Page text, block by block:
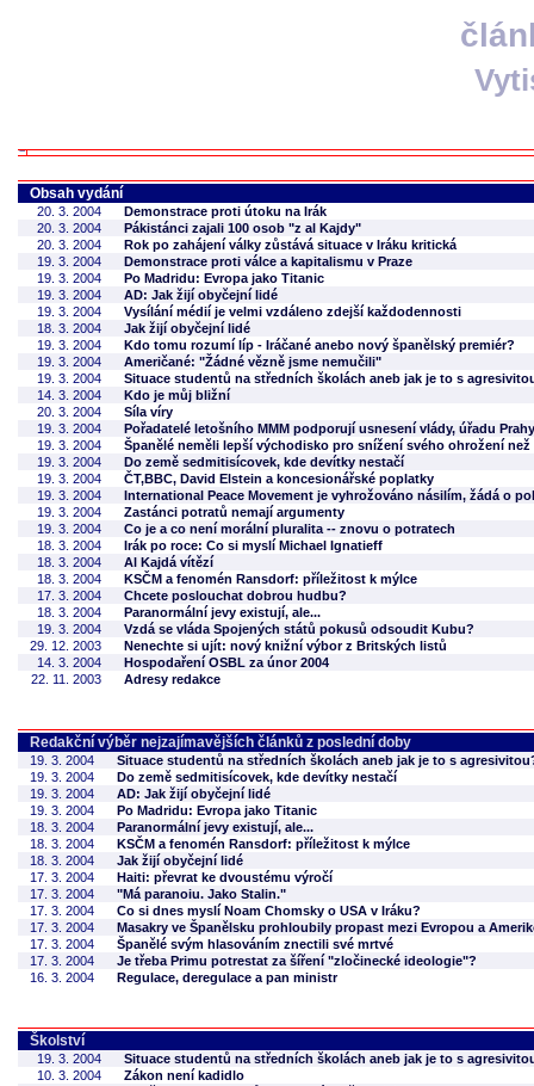
Obsah vydání
20. 3. 2004
Demonstrace proti útoku na Irák
20. 3. 2004
Pákistánci zajali 100 osob "z al Kajdy"
20. 3. 2004
Rok po zahájení války zůstává situace v Iráku kritická
19. 3. 2004
Demonstrace proti válce a kapitalismu v Praze
19. 3. 2004
Po Madridu: Evropa jako Titanic
19. 3. 2004
AD: Jak žijí obyčejní lidé
19. 3. 2004
Vysílání médií je velmi vzdáleno zdejší každodennosti
18. 3. 2004
Jak žijí obyčejní lidé
19. 3. 2004
Kdo tomu rozumí líp - Iráčané anebo nový španělský premiér?
19. 3. 2004
Američané: "Žádné vězně jsme nemučili"
19. 3. 2004
Situace studentů na středních školách aneb jak je to s
14. 3. 2004
Kdo je můj bližní
20. 3. 2004
Síla víry
19. 3. 2004
Pořadatelé letošního MMM podporují usnesení vlády, úřadu
19. 3. 2004
Španělé neměli lepší východisko pro snížení svého ohrožení než
19. 3. 2004
Do země sedmitisícovek, kde devítky nestačí
19. 3. 2004
ČT,BBC, David Elstein a koncesionářské poplatky
19. 3. 2004
International Peace Movement je vyhrožováno násilím, žádá o
19. 3. 2004
Zastánci potratů nemají argumenty
19. 3. 2004
Co je a co není morální pluralita -- znovu o potratech
18. 3. 2004
Irák po roce: Co si myslí Michael Ignatieff
18. 3. 2004
Al Kajdá vítězí
18. 3. 2004
KSČM a fenomén Ransdorf: příležitost k mýlce
17. 3. 2004
Chcete poslouchat dobrou hudbu?
18. 3. 2004
Paranormální jevy existují, ale...
19. 3. 2004
Vzdá se vláda Spojených států pokusů odsoudit Kubu?
29. 12. 2003
Nenechte si ujít: nový knižní výbor z Britských listů
14. 3. 2004
Hospodaření OSBL za únor 2004
22. 11. 2003
Adresy redakce
Redakční výběr nejzajímavějších článků z poslední doby
19. 3. 2004
Situace studentů na středních školách aneb jak je to s
19. 3. 2004
Do země sedmitisícovek, kde devítky nestačí
19. 3. 2004
AD: Jak žijí obyčejní lidé
19. 3. 2004
Po Madridu: Evropa jako Titanic
18. 3. 2004
Paranormální jevy existují, ale...
18. 3. 2004
KSČM a fenomén Ransdorf: příležitost k mýlce
18. 3. 2004
Jak žijí obyčejní lidé
17. 3. 2004
Haiti: převrat ke dvoustému výročí
17. 3. 2004
"Má paranoiu. Jako Stalin."
17. 3. 2004
Co si dnes myslí Noam Chomsky o USA v Iráku?
17. 3. 2004
Masakry ve Španělsku prohloubily propast mezi Evropou a
17. 3. 2004
Španělé svým hlasováním znectili své mrtvé
17. 3. 2004
Je třeba Primu potrestat za šíření "zločinecké ideologie"?
16. 3. 2004
Regulace, deregulace a pan ministr
Školství
19. 3. 2004
Situace studentů na středních školách aneb jak je to s
10. 3. 2004
Zákon není kadidlo